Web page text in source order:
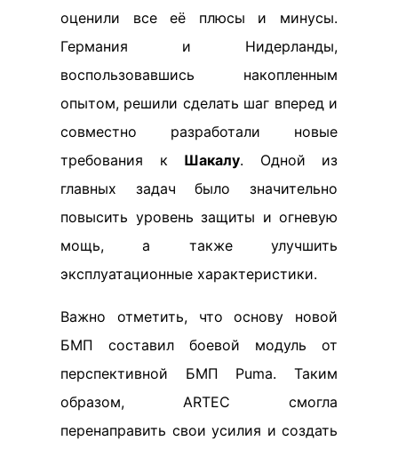
оценили все её плюсы и минусы.
Германия и Нидерланды,
воспользовавшись накопленным
опытом, решили сделать шаг вперед и
совместно разработали новые
требования к Шакалу. Одной из
главных задач было значительно
повысить уровень защиты и огневую
мощь, а также улучшить
эксплуатационные характеристики.
Важно отметить, что основу новой
БМП составил боевой модуль от
перспективной БМП Puma. Таким
образом, ARTEC смогла
перенаправить свои усилия и создать